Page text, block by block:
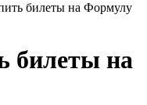
билеты на Формулу
билеты на